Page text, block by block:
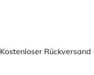
Kostenloser Rückversand